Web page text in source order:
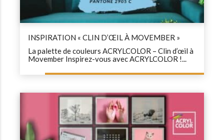
INSPIRATION « CLIN D’ŒIL À MOVEMBER »
La palette de couleurs ACRYLCOLOR – Clin d’œil à
Movember Inspirez-vous avec ACRYLCOLOR !...